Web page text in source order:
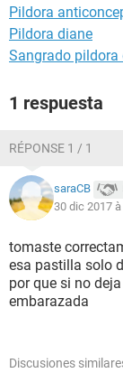
Pildora
Pildora diane
Sangrado pildora
1 respuesta
RÉPONSE 1 / 1
saraCB
30 dic 2017
tomaste
esa pastilla solo
por que si no
embarazada
Discusiones